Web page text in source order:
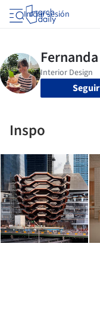
Iniciar sesión
Seguir
Inspo